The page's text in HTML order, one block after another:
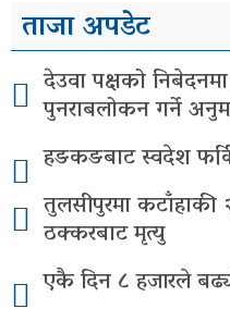
ताजा अपडेट
देउवा पक्षको
पुनराबलोकन गर्ने
हङकङबाट स्वदेश
तुलसीपुरमा कटाँहाकी
ठक्करबाट मृत्यु
एकै दिन ८ हजारले